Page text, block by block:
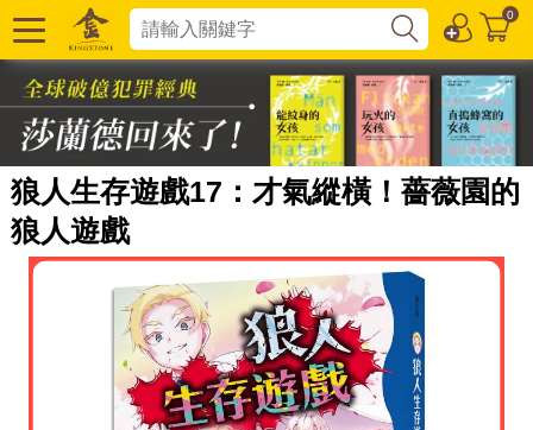
0
狼人生存遊戲17：才氣縱橫！薔薇園的
狼人遊戲